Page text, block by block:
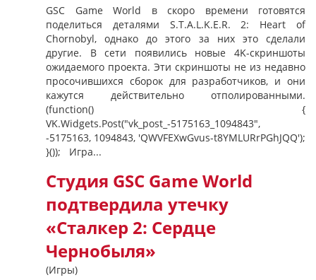
GSC Game World в скоро времени готовятся
поделиться деталями S.T.A.L.K.E.R. 2: Heart of
Chornobyl, однако до этого за них это сделали
другие. В сети появились новые 4K-скриншоты
ожидаемого проекта. Эти скриншоты не из недавно
просочившихся сборок для разработчиков, и они
кажутся действительно отполированными.
(function() {
VK.Widgets.Post("vk_post_-5175163_1094843",
-5175163, 1094843, 'QWVFEXwGvus-t8YMLURrPGhJQQ');
}()); Игра...
Студия GSC Game World
подтвердила утечку
«Сталкер 2: Сердце
Чернобыля»
(Игры)